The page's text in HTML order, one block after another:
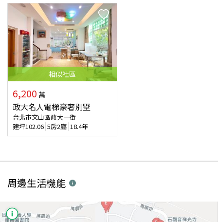
相似社區
6,200 萬
政大名人電梯豪奢別墅
台北市文山區政大一街
建坪102.06 5房2廳 18.4年
周邊生活機能